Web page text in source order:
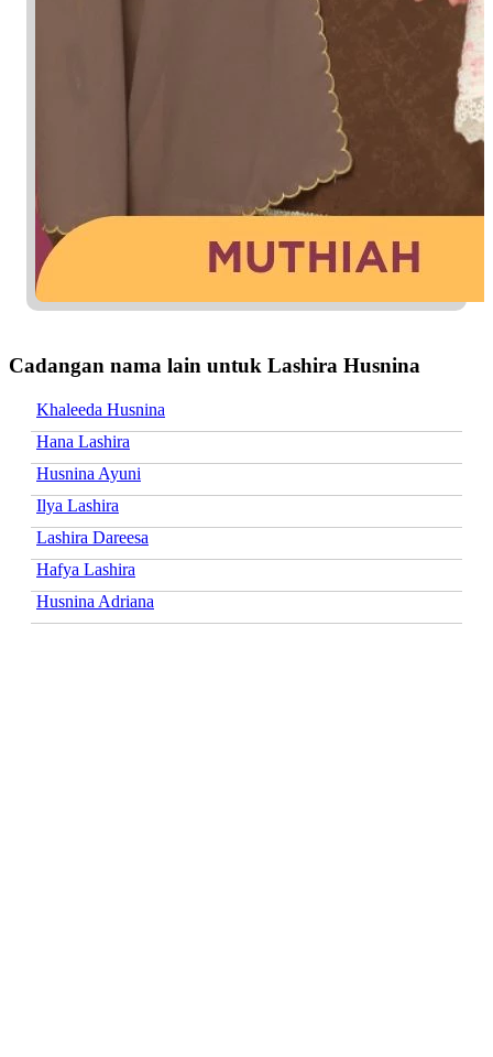
Cadangan nama lain untuk Lashira Husnina
Khaleeda Husnina
Hana Lashira
Husnina Ayuni
Ilya Lashira
Lashira Dareesa
Hafya Lashira
Husnina Adriana